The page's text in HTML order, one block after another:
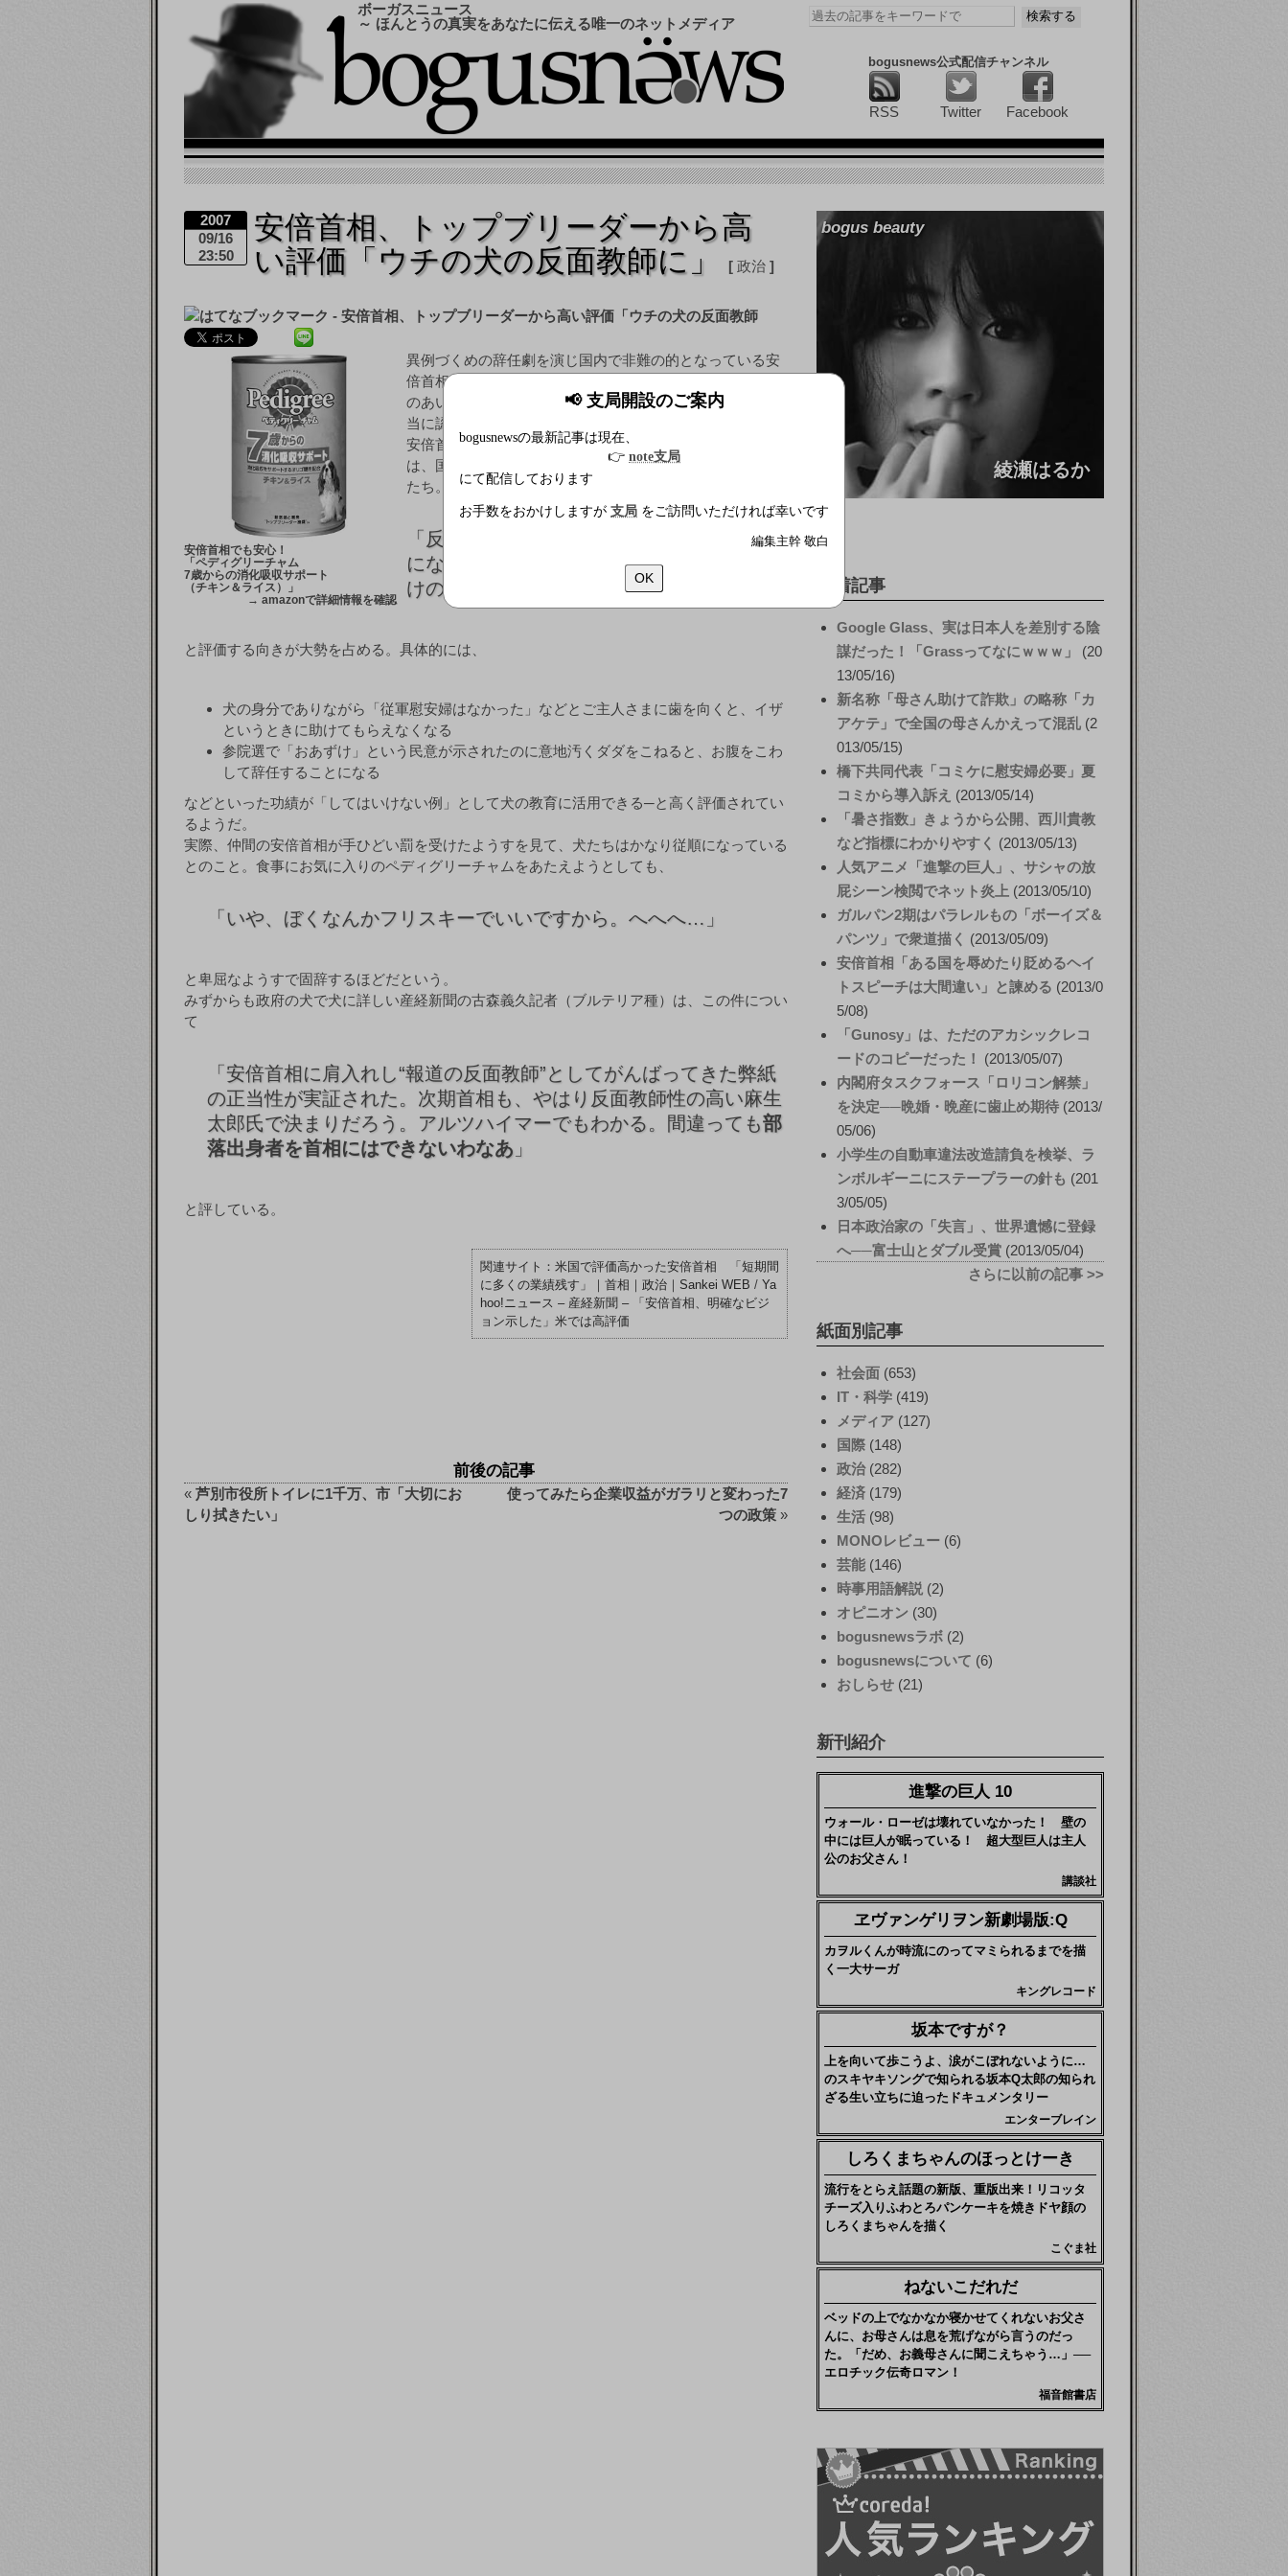
📢 支局開設のご案内
bogusnewsの最新記事は現在、
👉 note支局
にて配信しております
お手数をおかけしますが 支局 をご訪問いただければ幸いです
編集主幹 敬白
OK
ボーガスニュース
～ ほんとうの真実をあなたに伝える唯一のネットメディア
bogusnews公式配信チャンネル
RSS Twitter Facebook
2007
09/16
23:50
安倍首相、トップブリーダーから高
い評価「ウチの犬の反面教師に」
政治
安倍首相でも安心！
「ペディグリーチャム
7歳からの消化吸収サポート
（チキン＆ライス）」
→ amazonで詳細情報を確認
異例づくめの辞任劇を演じ国内で非難の的となっている安
倍首相が、一部で高い評価を得ている。これを受けて識者
のあいだからは「政治的偏向におぼれず、首相の成果を正
当に認めるべきではないか」との声が上がっている。
安倍首相の治世を「すばらしい一年だった」と賞賛するの
は、国内で犬の育成・訓練を行っているトップブリーダー
たち。彼らのあいだでは、首相を
「 反面教師として、ウチの犬のよいお手本
になってくれた。国家首脳レベルでこれだ
けの働きをしてくれた例は過去にない」
と評価する向きが大勢を占める。具体的には、
犬の身分でありながら「従軍慰安婦はなかった」などとご主人さまに歯を向くと、イザ
というときに助けてもらえなくなる
参院選で「おあずけ」という民意が示されたのに意地汚くダダをこねると、お腹をこわ
して辞任することになる
などといった功績が「してはいけない例」として犬の教育に活用できる─と高く評価されてい
るようだ。
実際、仲間の安倍首相が手ひどい罰を受けたようすを見て、犬たちはかなり従順になっている
とのこと。食事にお気に入りのペディグリーチャムをあたえようとしても、
「 いや、ぼくなんかフリスキーでいいですから。へへへ…」
と卑屈なようすで固辞するほどだという。
みずからも政府の犬で犬に詳しい産経新聞の古森義久記者（ブルテリア種）は、この件につい
て
「 安倍首相に肩入れし“報道の反面教師”としてがんばってきた弊紙
の正当性が実証された。次期首相も、やはり反面教師性の高い麻生
太郎氏で決まりだろう。アルツハイマーでもわかる。間違っても部
落出身者を首相にはできないわなあ 」
と評している。
米国で評価高かった安倍首相 「短期間
に多くの業績残す」｜首相｜政治｜Sankei WEB / Ya
hoo!ニュース – 産経新聞 – 「安倍首相、明確なビジ
ョン示した」米では高評価
前後の記事
« 芦別市役所トイレに1千万、市「大切にお
しり拭きたい」
使ってみたら企業収益がガラリと変わった7
つの政策»
bogus beauty
綾瀬はるか
新着記事
Google Glass、実は日本人を差別する陰
謀だった！「Grassってなにｗｗｗ」
20
13/05/16
新名称「母さん助けて詐欺」の略称「カ
アケテ」で全国の母さんかえって混乱 2
013/05/15
橋下共同代表「コミケに慰安婦必要」夏
コミから導入訴え
2013/05/14
「暑さ指数」きょうから公開、西川貴教
など指標にわかりやすく
2013/05/13
人気アニメ「進撃の巨人」、サシャの放
屁シーン検閲でネット炎上
2013/05/10
ガルパン2期はパラレルもの「ボーイズ＆
パンツ」で衆道描く
2013/05/09
安倍首相「ある国を辱めたり貶めるヘイ
トスピーチは大間違い」と諫める
2013/0
5/08
「Gunosy」は、ただのアカシックレコ
ードのコピーだった！
2013/05/07
内閣府タスクフォース「ロリコン解禁」
を決定──晩婚・晩産に歯止め期待 2013/
05/06
小学生の自動車違法改造請負を検挙、ラ
ンボルギーニにステープラーの針も
201
3/05/05
日本政治家の「失言」、世界遺憾に登録
へ──富士山とダブル受賞 2013/05/04
さらに以前の記事 >>
紙面別記事
社会面 (653)
IT・科学 (419)
メディア (127)
国際 (148)
政治(282)
経済 (179)
生活 (98)
MONOレビュー (6)
芸能 (146)
時事用語解説 (2)
オピニオン (30)
bogusnewsラボ (2)
bogusnewsについて (6)
おしらせ (21)
新刊紹介
進撃の巨人 10
ウォール・ローゼは壊れていなかった！ 壁の
中には巨人が眠っている！ 超大型巨人は主人
公のお父さん！
講談社
ヱヴァンゲリヲン新劇場版:Q
カヲルくんが時流にのってマミられるまでを描
く一大サーガ
キングレコード
坂本ですが？
上を向いて歩こうよ、涙がこぼれないように…
のスキヤキソングで知られる坂本Q太郎の知られ
ざる生い立ちに迫ったドキュメンタリー
エンターブレイン
しろくまちゃんのほっとけーき
流行をとらえ話題の新版、重版出来！リコッタ
チーズ入りふわとろパンケーキを焼きドヤ顔の
しろくまちゃんを描く
こぐま社
ねないこだれだ
ベッドの上でなかなか寝かせてくれないお父さ
んに、お母さんは息を荒げながら言うのだっ
た。「だめ、お義母さんに聞こえちゃう…」──
エロチック伝奇ロマン！
福音館書店